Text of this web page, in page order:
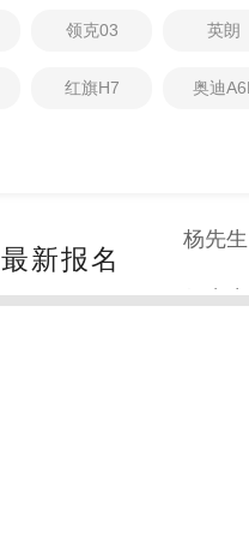
领克03 英朗
红旗H7 奥迪A6L
最新报名